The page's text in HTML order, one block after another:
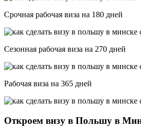
Срочная рабочая виза на 180 дней
Сезонная рабочая виза на 270 дней
Рабочая виза на 365 дней
Откроем визу в Польшу в